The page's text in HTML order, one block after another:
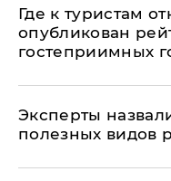
Где к туристам
опубликован
гостеприимных
Эксперты
полезных видов